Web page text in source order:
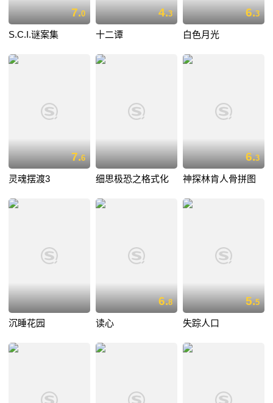
7.0
S.C.I.谜案集
4.3
十二谭
6.3
白色月光
7.6
灵魂摆渡3 细思极恐之格式化
6.3
神探林肯人骨拼图
沉睡花园
6.8
读心
5.5
失踪人口